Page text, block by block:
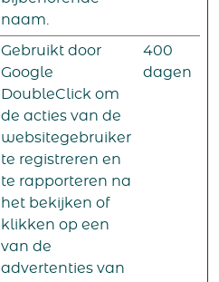
naam.
Gebruikt door
Google
DoubleClick om
de acties van de
websitegebruiker
te registreren en
te rapporteren na
het bekijken of
klikken op een
van de
advertenties van
400
dagen